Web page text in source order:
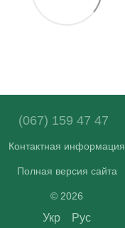
(067) 159 47 47
Контактная информация
Полная версия сайта
© 2026
Укр Рус